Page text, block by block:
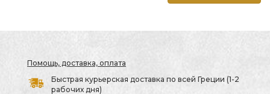
Помощь, доставка, оплата
Быстрая курьерская доставка по всей Греции (1-2
рабочих дня)